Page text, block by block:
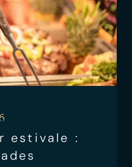
estivale :